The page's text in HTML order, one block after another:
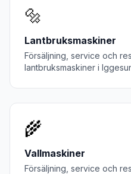
🔩
Lantbruksmaskiner
Försäljning, service och
lantbruksmaskiner i
🌾
Vallmaskiner
Försäljning, service och